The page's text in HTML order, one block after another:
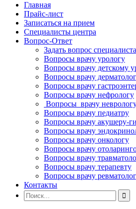
Главная
Прайс-лист
Записаться на прием
Специалисты центра
Вопрос-Ответ
Задать вопрос
Вопросы врачу урологу
Вопросы врачу детскому
Вопросы врачу
Вопросы врачу
Вопросы врачу нефрологу
Вопросы врачу
Вопросы врачу педиатру
Вопросы врачу акушеру-
Вопросы врачу
Вопросы врачу онкологу
Вопросы врачу
Вопросы врачу
Вопросы врачу терапевту
Вопросы врачу
Контакты